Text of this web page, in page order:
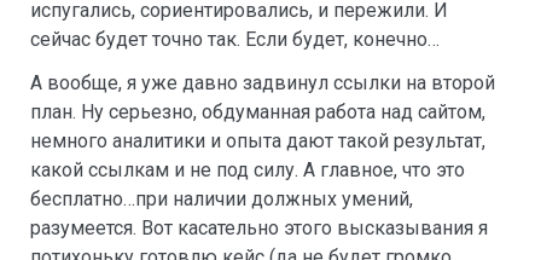
испугались, сориентировались, и пережили. И
сейчас будет точно так. Если будет, конечно…
А вообще, я уже давно задвинул ссылки на второй
план. Ну серьезно, обдуманная работа над сайтом,
немного аналитики и опыта дают такой результат,
какой ссылкам и не под силу. А главное, что это
бесплатно…при наличии должных умений,
разумеется. Вот касательно этого высказывания я